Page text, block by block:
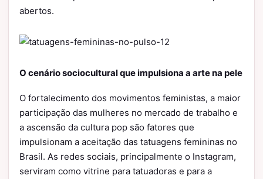
abertos.
O cenário sociocultural que impulsiona a arte na pele
O fortalecimento dos movimentos feministas, a maior
participação das mulheres no mercado de trabalho e
a ascensão da cultura pop são fatores que
impulsionam a aceitação das tatuagens femininas no
Brasil. As redes sociais, principalmente o Instagram,
serviram como vitrine para tatuadoras e para a